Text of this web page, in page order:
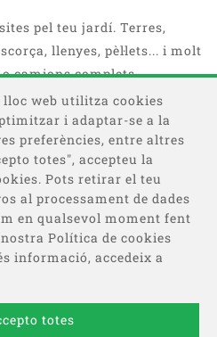
pel teu jardí. Terres,
llenyes, pèl·lets... i molt
camions complets.
lloc web utilitza cookies
i adaptar-se a la
preferències, entre altres
totes", accepteu la
Pots retirar el teu
al processament de dades
en qualsevol moment fent
Política de cookies
informació, accedeix a
totes